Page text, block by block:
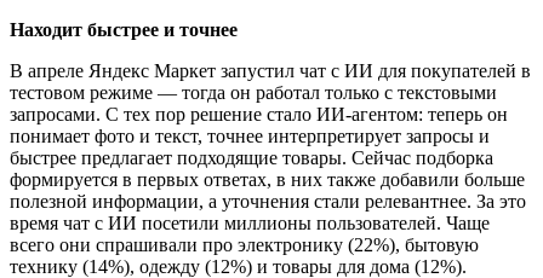
Находит быстрее и точнее
В апреле Яндекс Маркет запустил чат с ИИ для покупателей в
тестовом режиме — тогда он работал только с текстовыми
запросами. С тех пор решение стало ИИ-агентом: теперь он
понимает фото и текст, точнее интерпретирует запросы и
быстрее предлагает подходящие товары. Сейчас подборка
формируется в первых ответах, в них также добавили больше
полезной информации, а уточнения стали релевантнее. За это
время чат с ИИ посетили миллионы пользователей. Чаще
всего они спрашивали про электронику (22%), бытовую
технику (14%), одежду (12%) и товары для дома (12%).